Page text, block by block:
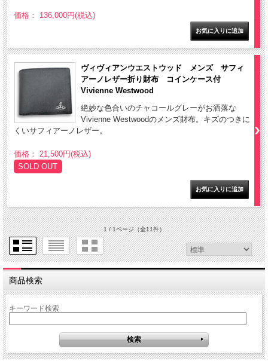
価格： 136,000円(税込)
ヴィヴィアンウエストウッド メンズ サフィ
アーノレザー折り財布 コインケース付
Vivienne Westwood
絶妙な色合いのチャコールグレーがお洒落な
Vivienne Westwoodのメンズ財布。キズのつきに
くいサフィアーノレザー。
価格： 21,500円(税込)
SOLD OUT
1 / 1ページ（全11件）
商品検索
キーワード検索